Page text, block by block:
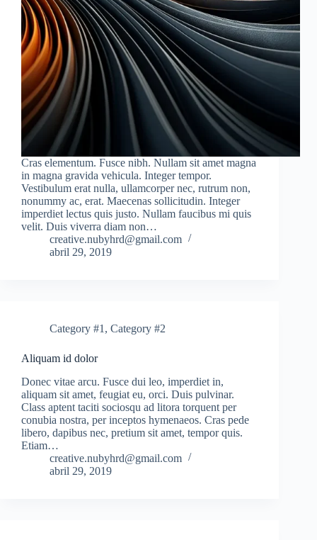
Cras elementum. Fusce nibh. Nullam sit amet magna
in magna gravida vehicula. Integer tempor.
Vestibulum erat nulla, ullamcorper nec, rutrum non,
nonummy ac, erat. Maecenas sollicitudin. Integer
imperdiet lectus quis justo. Nullam faucibus mi quis
velit. Duis viverra diam non…
creative.nubyhrd@gmail.com
abril 29, 2019
Category #1 , Category #2
Aliquam id dolor
Donec vitae arcu. Fusce dui leo, imperdiet in,
aliquam sit amet, feugiat eu, orci. Duis pulvinar.
Class aptent taciti sociosqu ad litora torquent per
conubia nostra, per inceptos hymenaeos. Cras pede
libero, dapibus nec, pretium sit amet, tempor quis.
Etiam…
creative.nubyhrd@gmail.com
abril 29, 2019